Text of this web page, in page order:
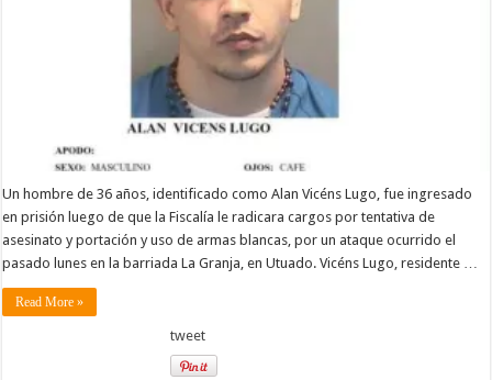
Un hombre de 36 años, identificado como Alan Vicéns Lugo, fue ingresado
en prisión luego de que la Fiscalía le radicara cargos por tentativa de
asesinato y portación y uso de armas blancas, por un ataque ocurrido el
pasado lunes en la barriada La Granja, en Utuado. Vicéns Lugo, residente …
Read More »
tweet